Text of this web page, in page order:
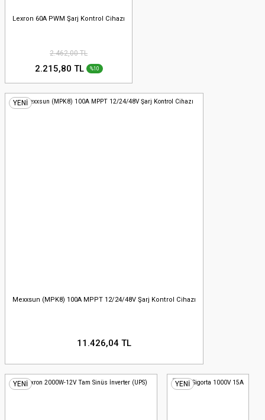
Lexron 60A PWM Şarj Kontrol Cihazı
2.462,00 TL
2.215,80 TL %10
YENİ
Mexxsun (MPK8) 100A MPPT 12/24/48V Şarj Kontrol Cihazı
11.426,04 TL
YENİ YENİ